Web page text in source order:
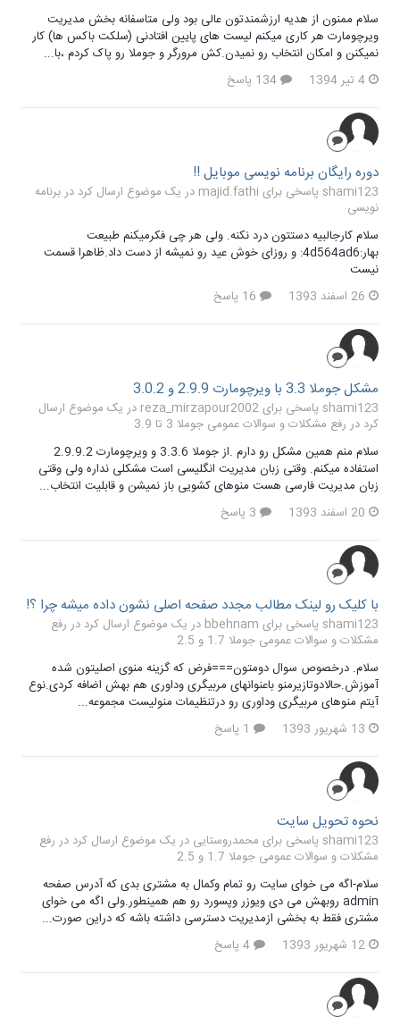
سلام ممنون از هدیه ارزشمندتون عالی بود ولی متاسفانه بخش مدیریت
ویرچومارت هر کاری میکنم لیست های پایین افتادنی (سلکت باکس ها) کار
نمیکنن و امکان انتخاب رو نمیدن.کش مرورگر و جوملا رو پاک کردم ،با...
4 تیر 1394
دوره رایگان برنامه نویسی موبایل !!
shami123 پاسخی برای majid.fathi در یک موضوع ارسال کرد در
برنامه
نویسی
سلام کارجالبیه دستتون درد نکنه. ولی هر چی فکرمیکنم طبیعت
بهار:4d564ad6: و روزای خوش عید رو نمیشه از دست داد.ظاهرا قسمت
نیست
26 اسفند 1393
مشکل جوملا 3.3 با ویرچومارت 2.9.9 و 3.0.2
shami123 پاسخی برای reza_mirzapour2002 در یک موضوع ارسال
کرد در رفع مشکلات و سوالات عمومی جوملا 3 تا 3.9
سلام منم همین مشکل رو دارم .از جوملا 3.3.6 و ویرچومارت 2.9.9.2
استفاده میکنم. وقتی زبان مدیریت انگلیسی است مشکلی نداره ولی وقتی
زبان مدیریت فارسی هست منوهای کشویی باز نمیشن و قابلیت انتخاب...
20 اسفند 1393
با کلیک رو لینک مطالب مجدد صفحه اصلی نشون داده میشه چرا ؟!
shami123 پاسخی برای bbehnam در یک موضوع ارسال کرد در
رفع
مشکلات و سوالات عمومی جوملا 1.7 و 2.5
سلام. درخصوص سوال دومتون===فرض که گزینه منوی اصلیتون شده
آموزش.حالادوتازیرمنو باعنوانهای مربیگری وداوری هم بهش اضافه کردی.نوع
آیتم منوهای مربیگری وداوری رو درتنظیمات منولیست مجموعه...
13 شهریور 1393
نحوه تحویل سایت
shami123 پاسخی برای محمدروستایی در یک موضوع ارسال کرد در
رفع
مشکلات و سوالات عمومی جوملا 1.7 و 2.5
سلام-اگه می خوای سایت رو تمام وکمال به مشتری بدی که آدرس صفحه
admin روبهش می دی ویوزر وپسورد رو هم همینطور.ولی اگه می خوای
مشتری فقط به بخشی ازمدیریت دسترسی داشته باشه که دراین صورت...
12 شهریور 1393